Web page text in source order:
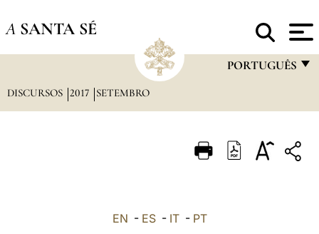
A SANTA SÉ
PORTUGUÊS
ITALIANO
DISCURSOS 2017 SETEMBRO
EN - ES- IT- PT